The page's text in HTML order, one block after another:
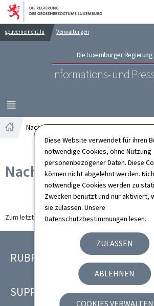
Diese Website verwendet für ihren
notwendige Cookies, ohne Nutzung
personenbezogener Daten. Diese
können nicht abgelehnt werden.
notwendige Cookies werden zu
Zwecken benutzt und nur aktiviert,
sie zulassen. Unsere
Datenschutzbestimmungen lesen.
ZULASSEN
ABLEHNEN
COOKIES VERWALTEN
Zur Hauptnavigation
Zum Inhalt
gouvernement.lu Verwaltungen
Die Luxemburger Regierung
Informations- und
MENÜ
HAUPT-
Startseite
Nachrichten
Nachrichten
Zum letzten Mal aktualisiert am09.03.2026
Footer
RUBRIKEN
SUPPORT